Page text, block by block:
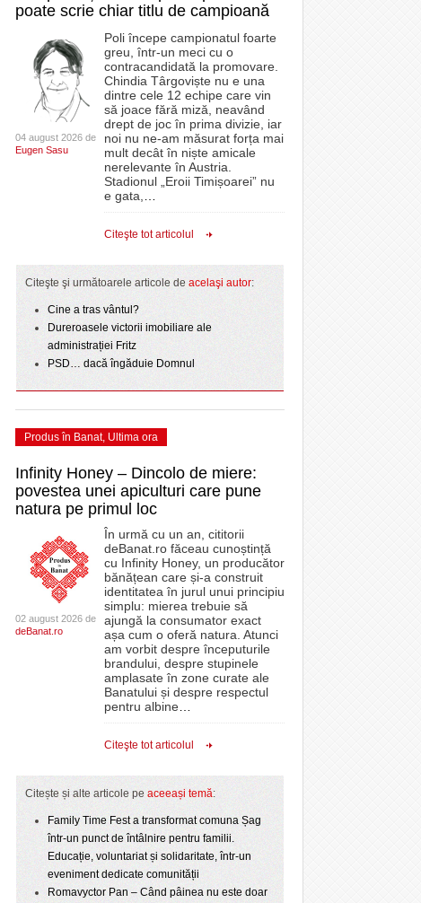
poate scrie chiar titlu de campioană
04 august 2026 de
Eugen Sasu
Poli începe campionatul foarte
greu, într-un meci cu o
contracandidată la promovare.
Chindia Târgoviște nu e una
dintre cele 12 echipe care vin
să joace fără miză, neavând
drept de joc în prima divizie, iar
noi nu ne-am măsurat forța mai
mult decât în niște amicale
nerelevante în Austria.
Stadionul „Eroii Timișoarei” nu
e gata,
Citeşte tot articolul
Citeşte şi următoarele articole de acelaşi autor:
Cine a tras vântul?
Dureroasele victorii imobiliare ale
administrației Fritz
PSD… dacă îngăduie Domnul
Produs în Banat, Ultima ora
Infinity Honey – Dincolo de miere:
povestea unei apiculturi care pune
natura pe primul loc
02 august 2026 de
deBanat.ro
În urmă cu un an, cititorii
deBanat.ro făceau cunoștință
cu Infinity Honey, un producător
bănățean care și-a construit
identitatea în jurul unui principiu
simplu: mierea trebuie să
ajungă la consumator exact
așa cum o oferă natura. Atunci
am vorbit despre începuturile
brandului, despre stupinele
amplasate în zone curate ale
Banatului și despre respectul
pentru albine
Citeşte tot articolul
Citește și alte articole pe aceeași temă:
Family Time Fest a transformat comuna Șag
într-un punct de întâlnire pentru familii.
Educație, voluntariat și solidaritate, într-un
eveniment dedicate comunității
Romavyctor Pan – Când pâinea nu este doar